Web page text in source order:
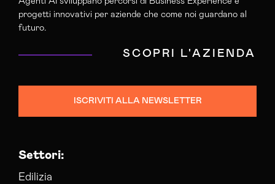
progetti innovativi per aziende che come noi guardano al
futuro.
SCOPRI L'AZIENDA
ISCRIVITI ALLA NEWSLETTER
Settori:
Edilizia